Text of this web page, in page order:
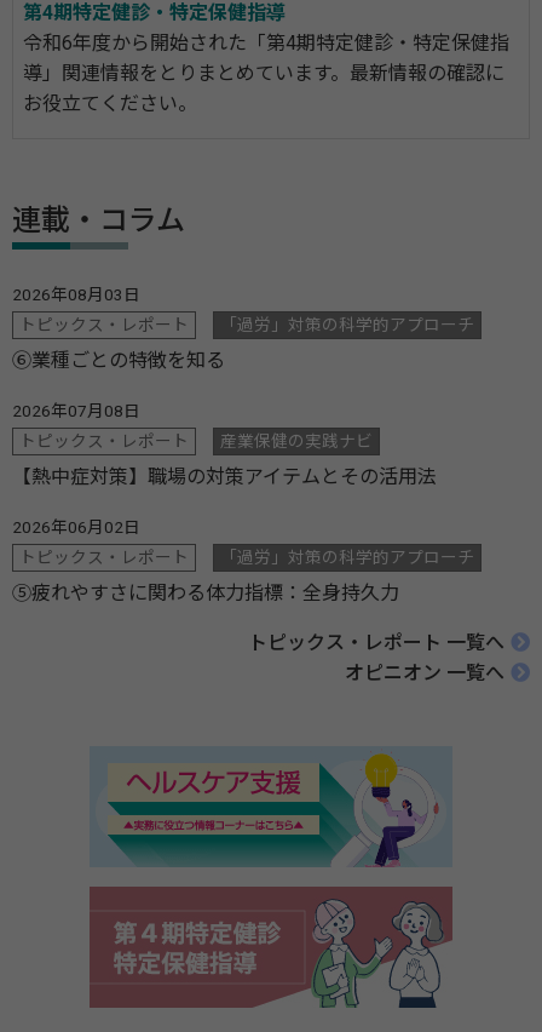
第4期特定健診・特定保健指導
令和6年度から開始された「第4期特定健診・特定保健指
導」関連情報をとりまとめています。最新情報の確認に
お役立てください。
連載・コラム
2026年08月03日
トピックス・レポート
「過労」対策の科学的アプローチ
⑥業種ごとの特徴を知る
2026年07月08日
トピックス・レポート
産業保健の実践ナビ
【熱中症対策】職場の対策アイテムとその活用法
2026年06月02日
トピックス・レポート
「過労」対策の科学的アプローチ
⑤疲れやすさに関わる体力指標：全身持久力
トピックス・レポート 一覧へ
オピニオン 一覧へ